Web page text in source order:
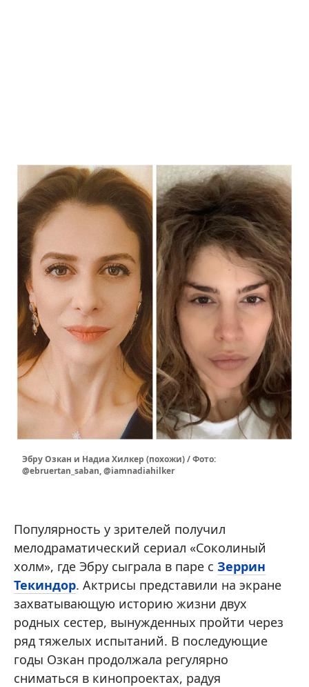
Эбру Озкан и Надиа Хилкер (похожи) / Фото:
@ebruertan_saban, @iamnadiahilker
Популярность у зрителей получил
мелодраматический сериал «Соколиный
холм», где Эбру сыграла в паре с Зеррин
Текиндор. Актрисы представили на экране
захватывающую историю жизни двух
родных сестер, вынужденных пройти через
ряд тяжелых испытаний. В последующие
годы Озкан продолжала регулярно
сниматься в кинопроектах, радуя